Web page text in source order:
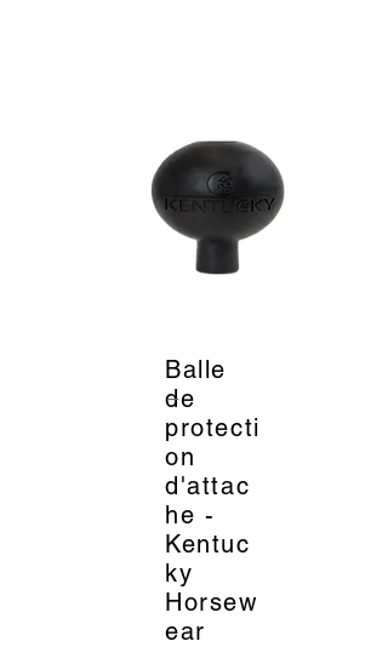
Balle
de
protecti
on
d'attac
he -
Kentuc
ky
Horsew
ear
_